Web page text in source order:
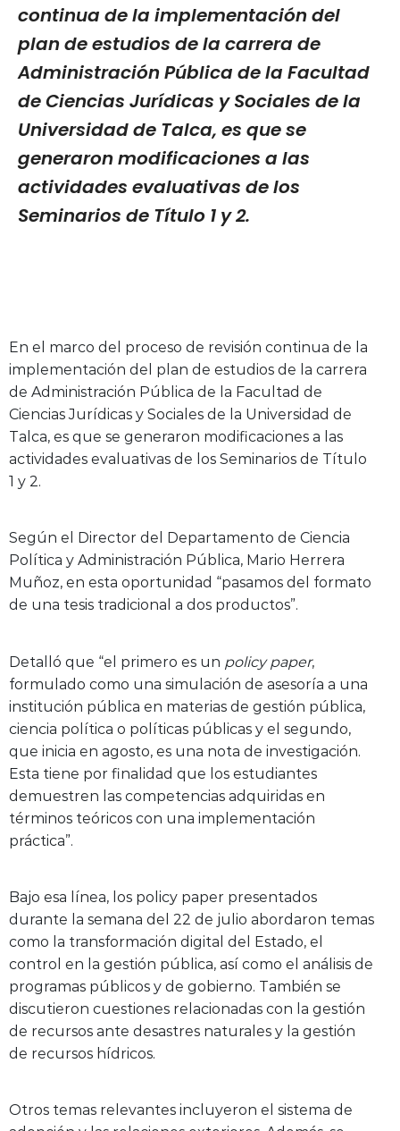
continua de la implementación del
plan de estudios de la carrera de
Administración Pública de la Facultad
de Ciencias Jurídicas y Sociales de la
Universidad de Talca, es que se
generaron modificaciones a las
actividades evaluativas de los
Seminarios de Título 1 y 2.
En el marco del proceso de revisión continua de la
implementación del plan de estudios de la carrera
de Administración Pública de la Facultad de
Ciencias Jurídicas y Sociales de la Universidad de
Talca, es que se generaron modificaciones a las
actividades evaluativas de los Seminarios de Título
1 y 2.
Según el Director del Departamento de Ciencia
Política y Administración Pública, Mario Herrera
Muñoz, en esta oportunidad “pasamos del formato
de una tesis tradicional a dos productos”.
Detalló que “el primero es un policy paper,
formulado como una simulación de asesoría a una
institución pública en materias de gestión pública,
ciencia política o políticas públicas y el segundo,
que inicia en agosto, es una nota de investigación.
Esta tiene por finalidad que los estudiantes
demuestren las competencias adquiridas en
términos teóricos con una implementación
práctica”.
Bajo esa línea, los policy paper presentados
durante la semana del 22 de julio abordaron temas
como la transformación digital del Estado, el
control en la gestión pública, así como el análisis de
programas públicos y de gobierno. También se
discutieron cuestiones relacionadas con la gestión
de recursos ante desastres naturales y la gestión
de recursos hídricos.
Otros temas relevantes incluyeron el sistema de